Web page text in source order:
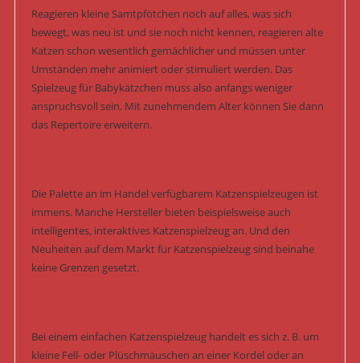
Reagieren kleine Samtpfötchen noch auf alles, was sich
bewegt, was neu ist und sie noch nicht kennen, reagieren alte
Katzen schon wesentlich gemächlicher und müssen unter
Umständen mehr animiert oder stimuliert werden. Das
Spielzeug für Babykätzchen muss also anfangs weniger
anspruchsvoll sein. Mit zunehmendem Alter können Sie dann
das Repertoire erweitern.
Die Palette an im Handel verfügbarem Katzenspielzeugen ist
immens. Manche Hersteller bieten beispielsweise auch
intelligentes, interaktives Katzenspielzeug an. Und den
Neuheiten auf dem Markt für Katzenspielzeug sind beinahe
keine Grenzen gesetzt.
Bei einem einfachen Katzenspielzeug handelt es sich z. B. um
kleine Fell- oder Plüschmäuschen an einer Kordel oder an